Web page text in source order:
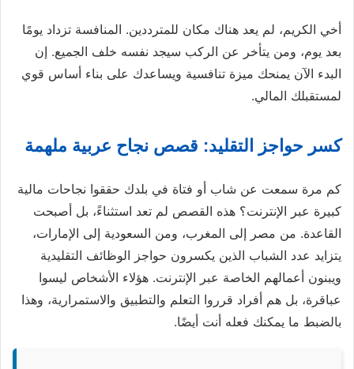
أخي الكريم، لم يعد هناك مكان للمترددين. المنافسة تزداد يومًا
بعد يوم، ومن يتأخر عن الركب سيجد نفسه خلف الجميع. إن
البدء الآن يمنحك ميزة تنافسية ويساعدك على بناء أساس قوي
لمستقبلك المالي.
كسر حواجز التقليد: قصص نجاح عربية ملهمة
كم مرة سمعت عن شاب أو فتاة في بلدك حققوا نجاحات مالية
كبيرة عبر الإنترنت؟ هذه القصص لم تعد استثناءً، بل أصبحت
القاعدة. من مصر إلى المغرب، ومن السعودية إلى الإمارات،
يتزايد عدد الشباب الذين يكسرون حواجز الوظائف التقليدية
ويبنون أعمالهم الخاصة عبر الإنترنت. هؤلاء الأشخاص ليسوا
عباقرة، بل هم أفراد قرروا التعلم والتطبيق والاستمرارية، وهذا
بالضبط ما يمكنك فعله أنت أيضًا.